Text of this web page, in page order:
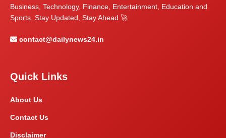
Business, Technology, Finance, Entertainment, Education and
Sports. Stay Updated, Stay Ahead 🚀
contact@dailynews24.in
Quick Links
About Us
Contact Us
Disclaimer